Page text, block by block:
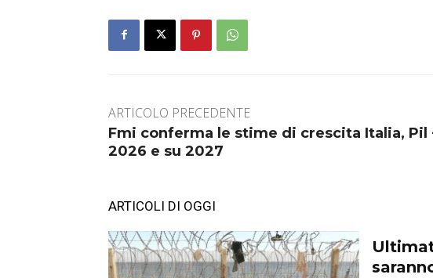
ARTICOLO PRECEDENTE
Fmi conferma le stime di crescita Italia, Pil
2026 e su 2027
ARTICOLI DI OGGI